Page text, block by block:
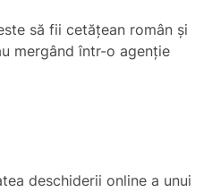
să fii cetățean român și
mergând într-o agenție
deschiderii online a unui